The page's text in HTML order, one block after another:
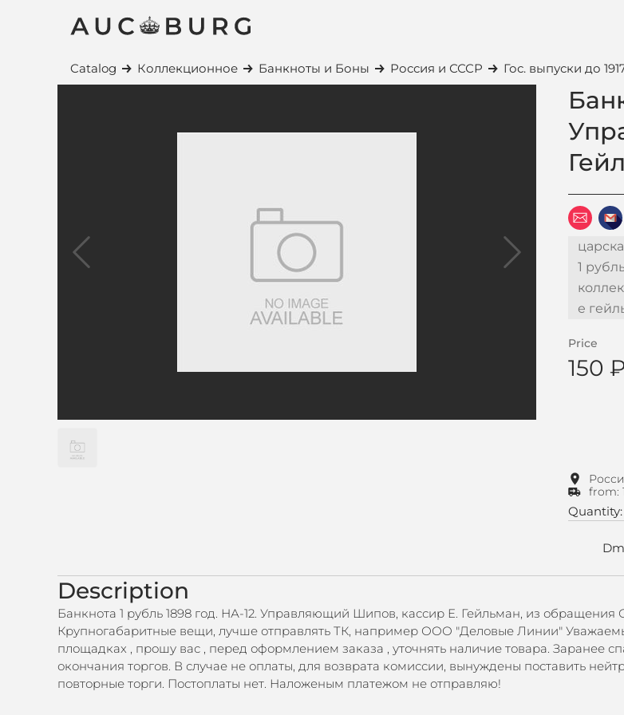
Catalog Коллекционное Банкноты и Боны Россия и СССР Гос. выпуски до
1
е
Price
150 ₽
from:
Quantity:
Description
Банкнота 1 рубль 1898 год. НА-12. Управляющий Шипов, кассир Е. Гейльман, из
Крупногабаритные вещи, лучше отправлять ТК, например ООО "Деловые Линии"
площадках , прошу вас , перед оформлением заказа , уточнять наличие товара. Заранее
окончания торгов. В случае не оплаты, для возврата комиссии, вынуждены поставить
повторные торги. Постоплаты нет. Наложеным платежом не отправляю!